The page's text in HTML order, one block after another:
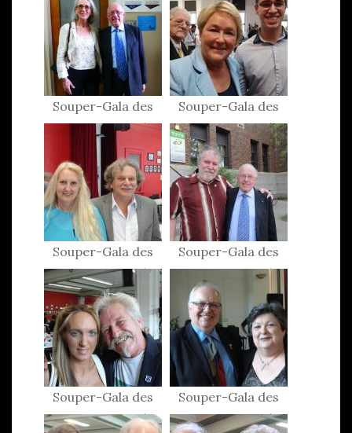
Souper-Gala des
Patriotes 2015
Souper-Gala des
Patriotes 2015
Souper-Gala des
Patriotes 2015
Souper-Gala des
Patriotes 2015
Souper-Gala des
Patriotes 2015
Souper-Gala des
Patriotes 2015